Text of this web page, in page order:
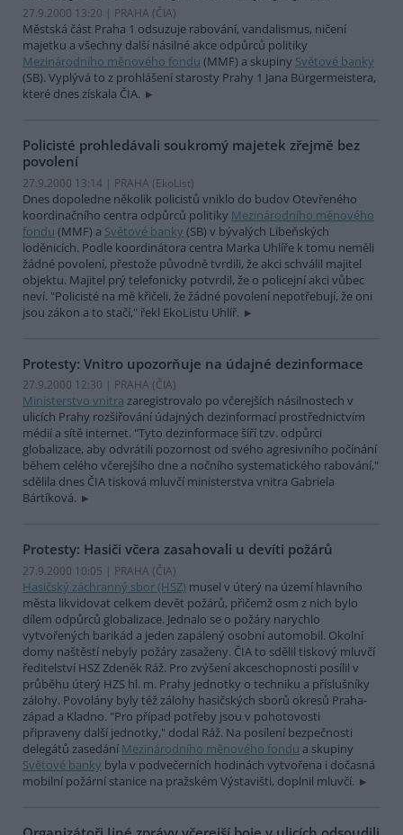
27.9.2000 13:20 | PRAHA (ČIA)
Městská část Praha 1 odsuzuje rabování, vandalismus, ničení
majetku a všechny další násilné akce odpůrců politiky
Mezinárodního měnového fondu (MMF) a skupiny Světové banky
(SB). Vyplývá to z prohlášení starosty Prahy 1 Jana Bürgermeistera,
které dnes získala ČIA.
Policisté prohledávali soukromý majetek zřejmě bez
povolení
27.9.2000 13:14 | PRAHA (EkoList)
Dnes dopoledne několik policistů vniklo do budov Otevřeného
koordinačního centra odpůrců politiky Mezinárodního měnového
fondu (MMF) a Světové banky (SB) v bývalých Libeňských
loděnicích. Podle koordinátora centra Marka Uhlíře k tomu neměli
žádné povolení, přestože původně tvrdili, že akci schválil majitel
objektu. Majitel prý telefonicky potvrdil, že o policejní akci vůbec
neví. "Policisté na mě křičeli, že žádné povolení nepotřebují, že oni
jsou zákon a to stačí," řekl EkoListu Uhlíř.
Protesty: Vnitro upozorňuje na údajné dezinformace
27.9.2000 12:30 | PRAHA (ČIA)
Ministerstvo vnitra zaregistrovalo po včerejších násilnostech v
ulicích Prahy rozšiřování údajných dezinformací prostřednictvím
médií a sítě internet. "Tyto dezinformace šíří tzv. odpůrci
globalizace, aby odvrátili pozornost od svého agresivního počínání
během celého včerejšího dne a nočního systematického rabování,"
sdělila dnes ČIA tisková mluvčí ministerstva vnitra Gabriela
Bártíková.
Protesty: Hasiči včera zasahovali u devíti požárů
27.9.2000 10:05 | PRAHA (ČIA)
Hasičský záchranný sbor (HSZ) musel v úterý na území hlavního
města likvidovat celkem devět požárů, přičemž osm z nich bylo
dílem odpůrců globalizace. Jednalo se o požáry narychlo
vytvořených barikád a jeden zapálený osobní automobil. Okolní
domy naštěstí nebyly požáry zasaženy. ČIA to sdělil tiskový mluvčí
ředitelství HSZ Zdeněk Ráž. Pro zvýšení akceschopnosti posílil v
průběhu úterý HZS hl. m. Prahy jednotky o techniku a příslušníky
zálohy. Povolány byly též zálohy hasičských sborů okresů Praha-
západ a Kladno. "Pro případ potřeby jsou v pohotovosti
připraveny další jednotky," dodal Ráž. Na posílení bezpečnosti
delegátů zasedání Mezinárodního měnového fondu a skupiny
Světové banky byla v podvečerních hodinách vytvořena i dočasná
mobilní požární stanice na pražském Výstavišti, doplnil mluvčí.